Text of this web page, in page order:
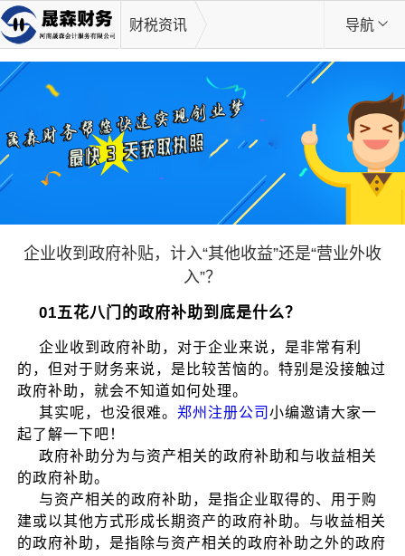
财税资讯 导航
企业收到政府补贴，计入“其他收益”还是“营业外收
入”？
01五花八门的政府补助到底是什么？
企业收到政府补助，对于企业来说，是非常有利
的，但对于财务来说，是比较苦恼的。特别是没接触过
政府补助，就会不知道如何处理。
其实呢，也没很难。郑州注册公司小编邀请大家一
起了解一下吧！
政府补助分为与资产相关的政府补助和与收益相关
的政府补助。
与资产相关的政府补助，是指企业取得的、用于购
建或以其他方式形成长期资产的政府补助。与收益相关
的政府补助，是指除与资产相关的政府补助之外的政府